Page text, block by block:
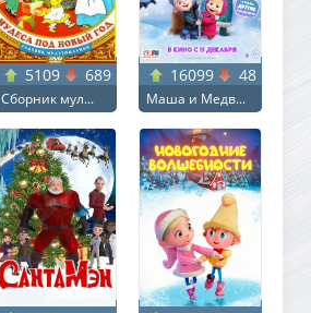
5109 689
Сборник мул...
16099 48
Маша и Медв...